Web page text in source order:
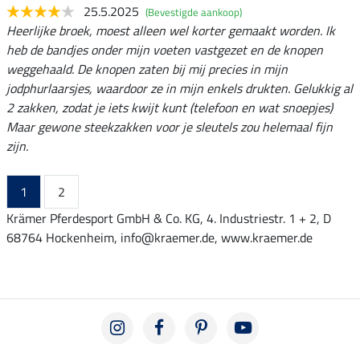
25.5.2025 (Bevestigde aankoop)
Heerlijke broek, moest alleen wel korter gemaakt worden. Ik
heb de bandjes onder mijn voeten vastgezet en de knopen
weggehaald. De knopen zaten bij mij precies in mijn
jodphurlaarsjes, waardoor ze in mijn enkels drukten. Gelukkig al
2 zakken, zodat je iets kwijt kunt (telefoon en wat snoepjes)
Maar gewone steekzakken voor je sleutels zou helemaal fijn
zijn.
1
2
Krämer Pferdesport GmbH & Co. KG, 4. Industriestr. 1 + 2, D
68764 Hockenheim, info@kraemer.de, www.kraemer.de